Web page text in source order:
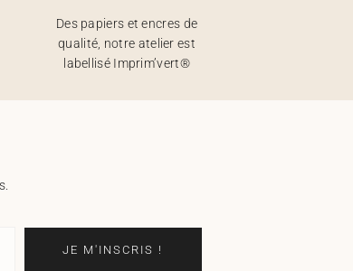
Des papiers et encres de
qualité, notre atelier est
labellisé Imprim’vert®
JE M'INSCRIS !